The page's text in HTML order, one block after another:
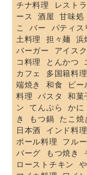
チナ料理
レスト
ース
酒屋 甘味処
こ
バー パティス
土料理
担々麺 浜
バーガー
アイス
コ料理
とんかつ
カフェ
多国籍料理
端焼き
和食 ビー
料理
パスタ 和菓
ン
てんぷら かに
き
もつ鍋 たこ焼
日本酒
インド料理
ポール料理
フル
バーグ
もつ焼き
ローストチキン